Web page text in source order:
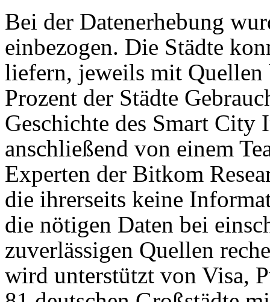
Bei der Datenerhebung
einbezogen. Die Städte
liefern, jeweils mit Quellen
Prozent der Städte
Geschichte des Smart City
anschließend von einem
Experten der Bitkom
die ihrerseits keine
die nötigen Daten bei
zuverlässigen Quellen
wird unterstützt von Visa,